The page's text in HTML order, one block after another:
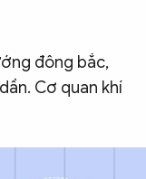
đông bắc,
Cơ quan khí